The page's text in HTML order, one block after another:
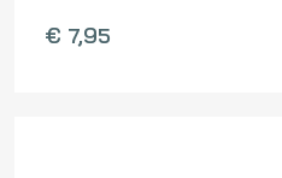
€ 7,95